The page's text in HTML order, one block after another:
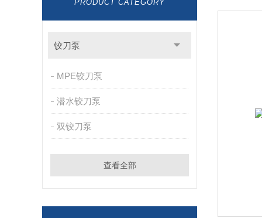
PRODUCT CATEGORY
铰刀泵
MPE铰刀泵
潜水铰刀泵
双铰刀泵
查看全部